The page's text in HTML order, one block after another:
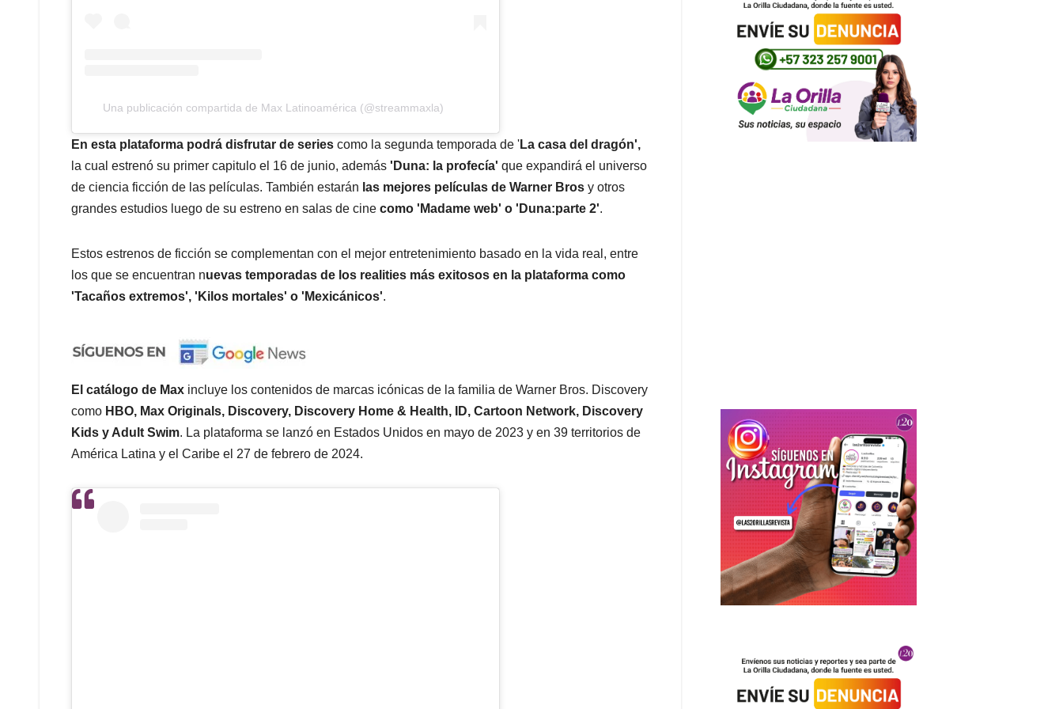
Una publicación compartida de Max Latinoamérica (@streammaxla)
En esta plataforma podrá disfrutar de series como la segunda temporada de 'La casa del dragón',
la cual estrenó su primer capitulo el 16 de junio, además 'Duna: la profecía' que expandirá el universo
de ciencia ficción de las películas. También estarán las mejores películas de Warner Bros y otros
grandes estudios luego de su estreno en salas de cine como 'Madame web' o 'Duna:parte 2'.
Estos estrenos de ficción se complementan con el mejor entretenimiento basado en la vida real, entre
los que se encuentran nuevas temporadas de los realities más exitosos en la plataforma como
'Tacaños extremos', 'Kilos mortales' o 'Mexicánicos'.
El catálogo de Max incluye los contenidos de marcas icónicas de la familia de Warner Bros. Discovery
como HBO, Max Originals, Discovery, Discovery Home & Health, ID, Cartoon Network, Discovery
Kids y Adult Swim. La plataforma se lanzó en Estados Unidos en mayo de 2023 y en 39 territorios de
América Latina y el Caribe el 27 de febrero de 2024.